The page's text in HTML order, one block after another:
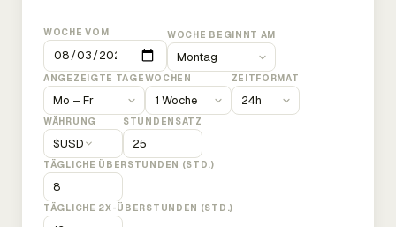
WOCHE VOM WOCHE BEGINNT AM
ANGEZEIGTE TAGEWOCHEN ZEITFORMAT
WÄHRUNG
$USD
STUNDENSATZ
TÄGLICHE ÜBERSTUNDEN (STD.)
TÄGLICHE 2X-ÜBERSTUNDEN (STD.)